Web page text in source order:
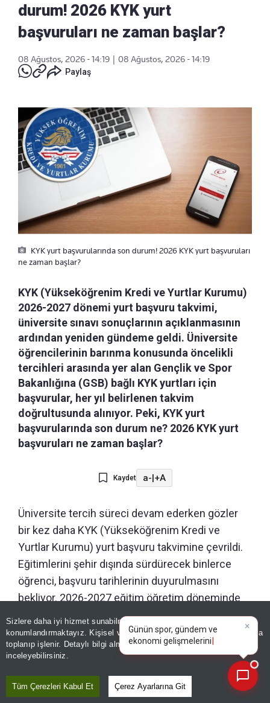
Sizlere daha iyi hizmet sunabilmek adına sitemizde
konumlandırmaktayız. Kişisel verileriniz, KVKK ve GDPR kapsamında
toplanıp işlenir. Detaylı bilgi almak içinAydınlatma Metnimizi
inceleyebilirsiniz.
Tüm Çerezleri Kabul Et Çerez Ayarlarına Git
durum! 2026 KYK yurt
başvuruları ne zaman başlar?
08 Ağustos, 2026 - 14:19
08 Ağustos, 2026 - 14:19
Paylaş
KYK yurt başvurularında son durum! 2026 KYK yurt başvuruları
ne zaman başlar?
KYK (Yükseköğrenim Kredi ve Yurtlar Kurumu)
2026-2027 dönemi yurt başvuru takvimi,
üniversite sınavı sonuçlarının açıklanmasının
ardından yeniden gündeme geldi. Üniversite
öğrencilerinin barınma konusunda öncelikli
tercihleri arasında yer alan Gençlik ve Spor
Bakanlığına (GSB) bağlı KYK yurtları için
başvurular, her yıl belirlenen takvim
doğrultusunda alınıyor. Peki, KYK yurt
başvurularında son durum ne? 2026 KYK yurt
başvuruları ne zaman başlar?
Kaydet a-|+A
Üniversite tercih süreci devam ederken gözler
bir kez daha KYK (Yükseköğrenim Kredi ve
Yurtlar Kurumu) yurt başvuru takvimine çevrildi.
Eğitimlerini şehir dışında sürdürecek binlerce
öğrenci, başvuru tarihlerinin duyurulmasını
bekliyor. 2026-2027 eğitim öğretim döneminde
üniversite öğrencilerine barınma imkanı
sağlayacak GSB KYK yurtları için başvuru tarihleri
resmi hesaplar üzerinden paylaşılacak.
×
Günün spor, gündem ve
ekonomi gelişmelerini analiz
edin!|